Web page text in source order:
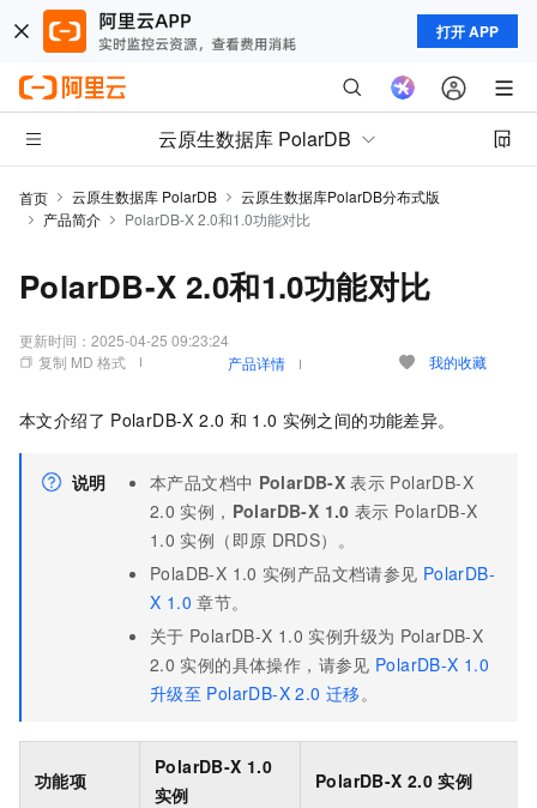
打开 APP
云原生数据库 PolarDB
首页 云原生数据库 PolarDB
云原生数据库PolarDB分布式版
产品简介
PolarDB-X 2.0和1.0功能对比
PolarDB-X 2.0和1.0功能对比
更新时间： 2025-04-25 09:23:24
复制 MD 格式
产品详情 我的收藏
本文介绍了 PolarDB-X 2.0 和 1.0 实例之间的功能差异。
说明 本产品文档中 PolarDB-X 表示 PolarDB-X
2.0 实例， PolarDB-X 1.0 表示 PolarDB-X
1.0 实例（即原 DRDS）。
PolaDB-X 1.0 实例产品文档请参见 PolarDB-
X 1.0 章节。
关于 PolarDB-X 1.0 实例升级为 PolarDB-X
2.0 实例的具体操作，请参见 PolarDB-X 1.0
升级至 PolarDB-X 2.0 迁移。
功能项
PolarDB-X 1.0
实例
PolarDB-X 2.0 实例